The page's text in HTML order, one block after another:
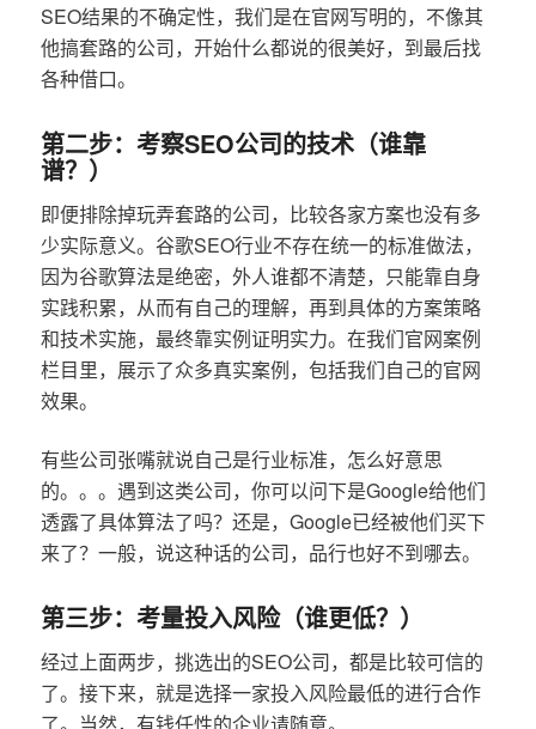
SEO结果的不确定性，我们是在官网写明的，不像其
他搞套路的公司，开始什么都说的很美好，到最后找
各种借口。
第二步：考察SEO公司的技术（谁靠
谱？）
即便排除掉玩弄套路的公司，比较各家方案也没有多
少实际意义。谷歌SEO行业不存在统一的标准做法，
因为谷歌算法是绝密，外人谁都不清楚，只能靠自身
实践积累，从而有自己的理解，再到具体的方案策略
和技术实施，最终靠实例证明实力。在我们官网案例
栏目里，展示了众多真实案例，包括我们自己的官网
效果。
有些公司张嘴就说自己是行业标准，怎么好意思
的。。。遇到这类公司，你可以问下是Google给他们
透露了具体算法了吗？还是，Google已经被他们买下
来了？一般，说这种话的公司，品行也好不到哪去。
第三步：考量投入风险（谁更低？）
经过上面两步，挑选出的SEO公司，都是比较可信的
了。接下来，就是选择一家投入风险最低的进行合作